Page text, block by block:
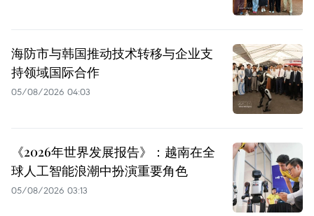
海防市与韩国推动技术转移与企业支
持领域国际合作
05/08/2026 04:03
《2026年世界发展报告》：越南在全
球人工智能浪潮中扮演重要角色
05/08/2026 03:13